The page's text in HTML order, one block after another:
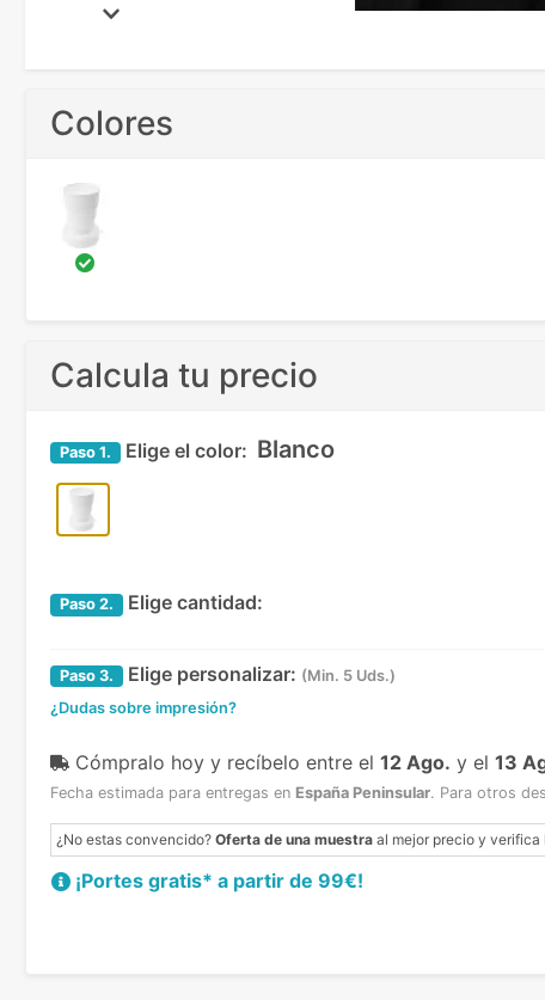
Colores
Calcula tu precio
Paso 1. Elige el color: Blanco
Paso 2. Elige cantidad:
Paso 3. Elige personalizar: (Min. 5 Uds.)
¿Dudas sobre impresión?
Cómpralo hoy y recíbelo entre el 12 Ago. y el 13
Fecha estimada para entregas en España Peninsular. Para otros
¿No estas convencido? Oferta de una muestra al mejor precio y
¡Portes gratis* a partir de 99€!